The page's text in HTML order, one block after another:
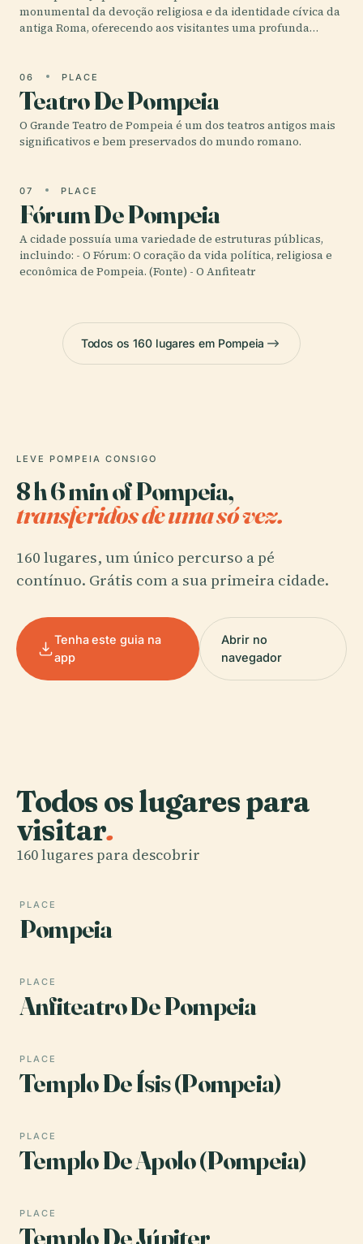
monumental da devoção religiosa e da identidade cívica da
antiga Roma, oferecendo aos visitantes uma profunda…
06 PLACE
Teatro De Pompeia
O Grande Teatro de Pompeia é um dos teatros antigos mais
significativos e bem preservados do mundo romano.
07 PLACE
Fórum De Pompeia
A cidade possuía uma variedade de estruturas públicas,
incluindo: - O Fórum: O coração da vida política, religiosa e
econômica de Pompeia. (Fonte) - O Anfiteatr
Todos os 160 lugares em Pompeia
LEVE POMPEIA CONSIGO
8 h 6 min of Pompeia,
transferidos de uma só vez.
160 lugares, um único percurso a pé
contínuo. Grátis com a sua primeira cidade.
Tenha este guia na
app
Abrir no
navegador
Todos os lugares para
visitar.
160 lugares para descobrir
PLACE
Pompeia
PLACE
Anfiteatro De Pompeia
PLACE
Templo De Ísis (Pompeia)
PLACE
Templo De Apolo (Pompeia)
PLACE
Templo De Júpiter